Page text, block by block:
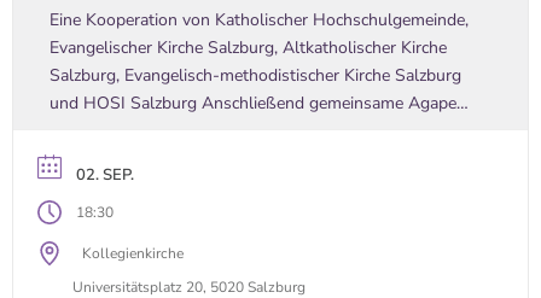
Eine Kooperation von Katholischer Hochschulgemeinde,
Evangelischer Kirche Salzburg, Altkatholischer Kirche
Salzburg, Evangelisch-methodistischer Kirche Salzburg
und HOSI Salzburg Anschließend gemeinsame Agape
02. SEP.
18:30
Kollegienkirche
Universitätsplatz 20, 5020 Salzburg